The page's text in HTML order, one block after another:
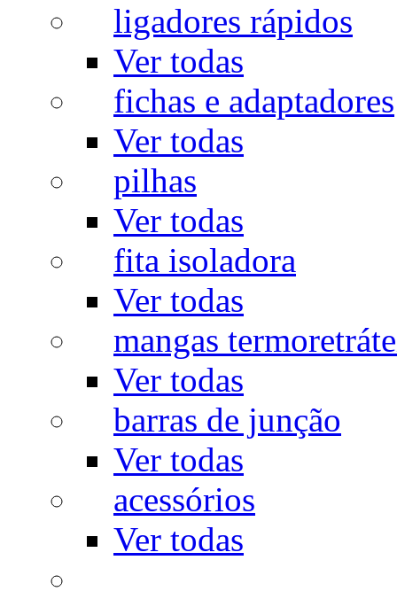
ligadores rápidos
Ver todas
fichas e adaptadores
Ver todas
pilhas
Ver todas
fita isoladora
Ver todas
mangas
Ver todas
barras de junção
Ver todas
acessórios
Ver todas